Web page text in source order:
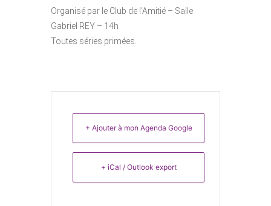
Organisé par le Club de l’Amitié – Salle
Gabriel REY – 14h
Toutes séries primées.
+ Ajouter à mon Agenda Google
+ iCal / Outlook export